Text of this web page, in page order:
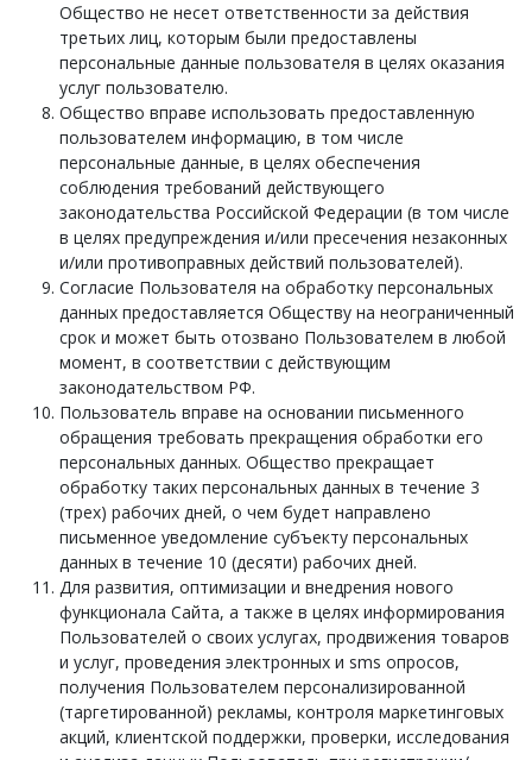
Общество не несет ответственности за действия
третьих лиц, которым были предоставлены
персональные данные пользователя в целях оказания
услуг пользователю.
Общество вправе использовать предоставленную
пользователем информацию, в том числе
персональные данные, в целях обеспечения
соблюдения требований действующего
законодательства Российской Федерации (в том числе
в целях предупреждения и/или пресечения незаконных
и/или противоправных действий пользователей).
Согласие Пользователя на обработку персональных
данных предоставляется Обществу на неограниченный
срок и может быть отозвано Пользователем в любой
момент, в соответствии с действующим
законодательством РФ.
Пользователь вправе на основании письменного
обращения требовать прекращения обработки его
персональных данных. Общество прекращает
обработку таких персональных данных в течение 3
(трех) рабочих дней, о чем будет направлено
письменное уведомление субъекту персональных
данных в течение 10 (десяти) рабочих дней.
Для развития, оптимизации и внедрения нового
функционала Сайта, а также в целях информирования
Пользователей о своих услугах, продвижения товаров
и услуг, проведения электронных и sms опросов,
получения Пользователем персонализированной
(таргетированной) рекламы, контроля маркетинговых
акций, клиентской поддержки, проверки, исследования